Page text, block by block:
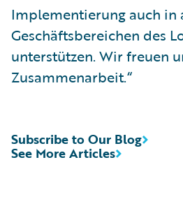
Implementierung auch in
Geschäftsbereichen des
unterstützen. Wir freuen
Zusammenarbeit.“
See More Articles
Subscribe to Our Blog